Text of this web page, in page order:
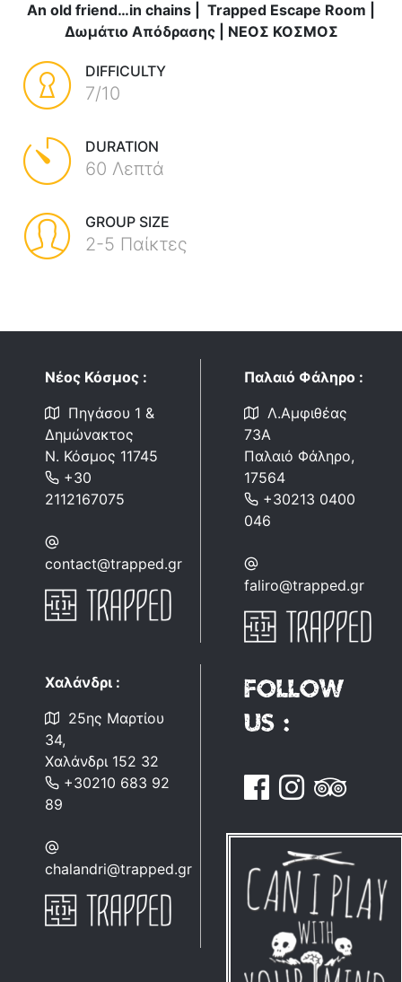
An old friend…in chains | Trapped Escape Room |
Δωμάτιο Απόδρασης | ΝΕΟΣ ΚΟΣΜΟΣ
DIFFICULTY
7/10
DURATION
60 Λεπτά
GROUP SIZE
2-5 Παίκτες
Νέος Κόσμος :
Πηγάσου 1 &
Δημώνακτος
Ν. Κόσμος 11745
+30
‎2112167075
contact@trapped.gr
Παλαιό Φάληρο :
Λ.Αμφιθέας
73Α
Παλαιό Φάληρο,
17564
+30213 0400
046
faliro@trapped.gr
Χαλάνδρι :
25ης Μαρτίου
34,
Χαλάνδρι 152 32
+30210 683 92
89
chalandri@trapped.gr
Follow
us :